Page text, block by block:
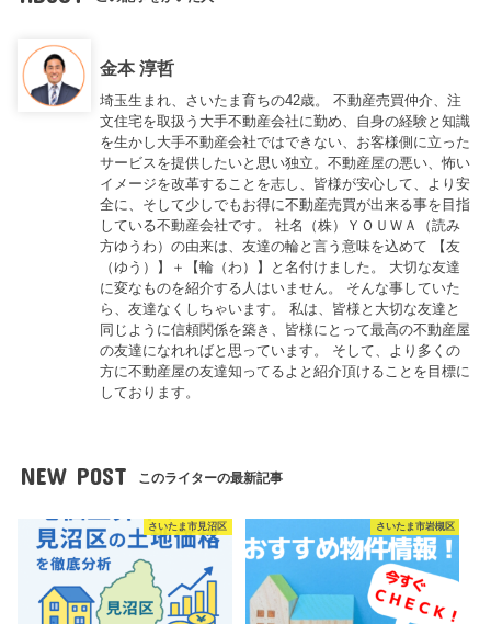
金本 淳哲
埼玉生まれ、さいたま育ちの42歳。 不動産売買仲介、注
文住宅を取扱う大手不動産会社に勤め、自身の経験と知識
を生かし大手不動産会社ではできない、お客様側に立った
サービスを提供したいと思い独立。不動産屋の悪い、怖い
イメージを改革することを志し、皆様が安心して、より安
全に、そして少しでもお得に不動産売買が出来る事を目指
している不動産会社です。 社名（株）ＹＯＵＷＡ（読み
方ゆうわ）の由来は、友達の輪と言う意味を込めて 【友
（ゆう）】＋【輪（わ）】と名付けました。 大切な友達
に変なものを紹介する人はいません。 そんな事していた
ら、友達なくしちゃいます。 私は、皆様と大切な友達と
同じように信頼関係を築き、皆様にとって最高の不動産屋
の友達になれればと思っています。 そして、より多くの
方に不動産屋の友達知ってるよと紹介頂けることを目標に
しております。
NEW POST このライターの最新記事
さいたま市見沼区 さいたま市岩槻区